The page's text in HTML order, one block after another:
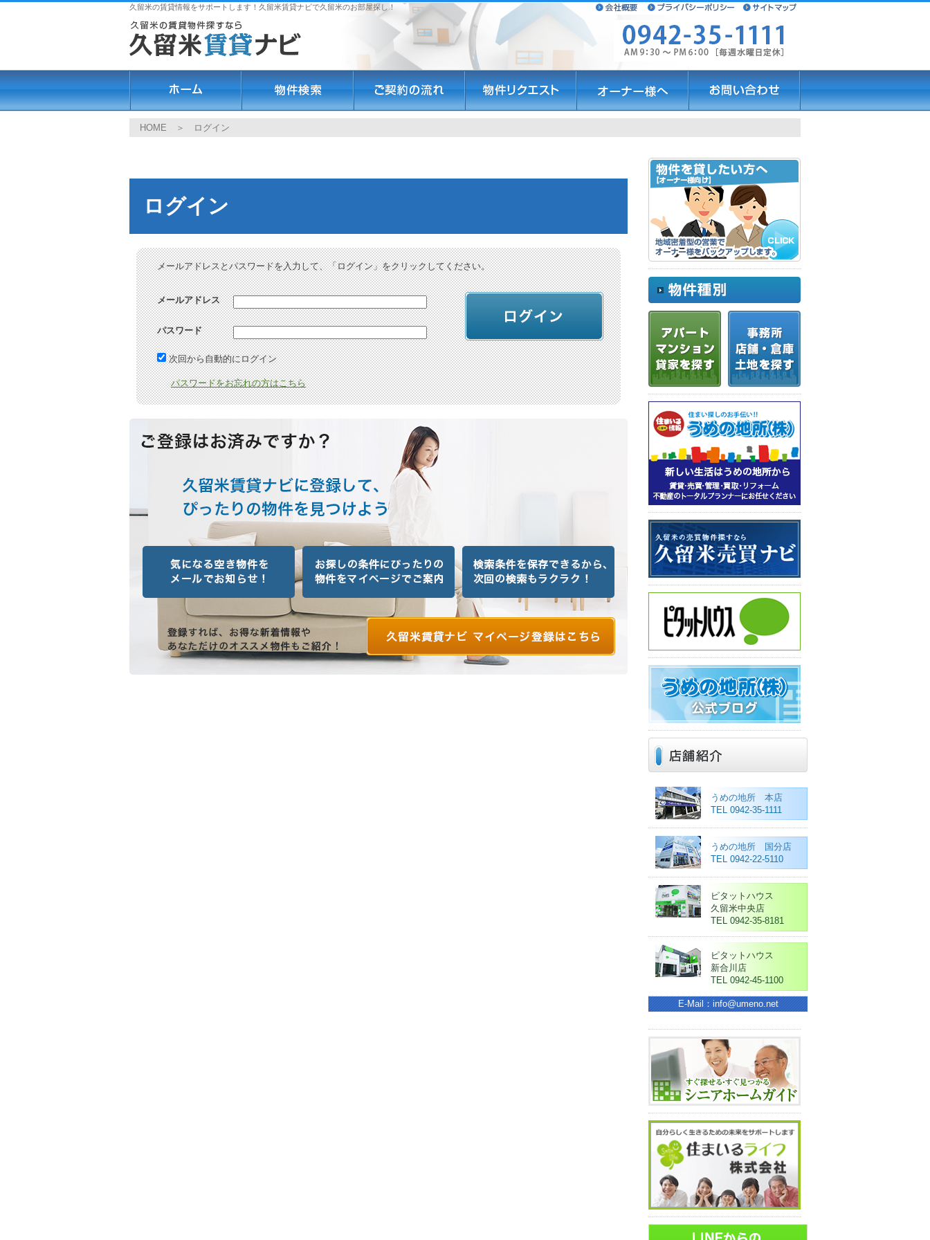
久留米の賃貸情報をサポートします！久留米賃貸ナビで久留米のお部屋探し！
HOME ＞ ログイン
ログイン
メールアドレスとパスワードを入力して、「ログイン」をクリックしてください。
メールアドレス
パスワード
次回から自動的にログイン
パスワードをお忘れの方はこちら
うめの地所 本店
TEL 0942-35-1111
うめの地所 国分店
TEL 0942-22-5110
ピタットハウス
久留米中央店
TEL 0942-35-8181
ピタットハウス
新合川店
TEL 0942-45-1100
E-Mail：info@umeno.net